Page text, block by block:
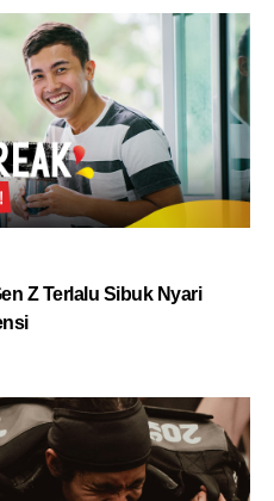
Z Terlalu Sibuk Nyari